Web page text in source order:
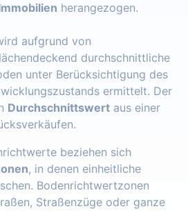
herangezogen.
aufgrund von
durchschnittliche
unter Berücksichtigung des
ermittelt. Der
Durchschnittswert aus einer
beziehen sich
, in denen einheitliche
Bodenrichtwertzonen
Straßenzüge oder ganze